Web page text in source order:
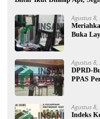
Agustus
Buka
Agustus
DPRD-
PPAS
Agustus
Indeks